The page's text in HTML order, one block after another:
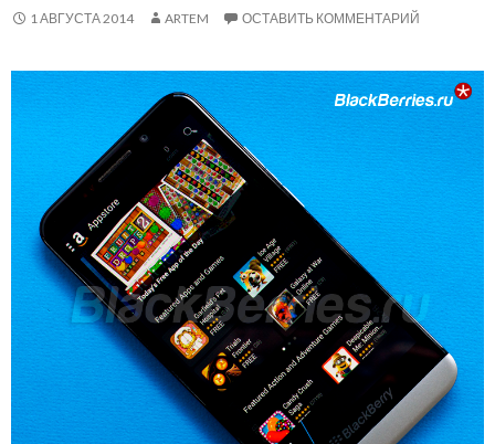
1 АВГУСТА 2014 ARTEM ОСТАВИТЬ КОММЕНТАРИЙ